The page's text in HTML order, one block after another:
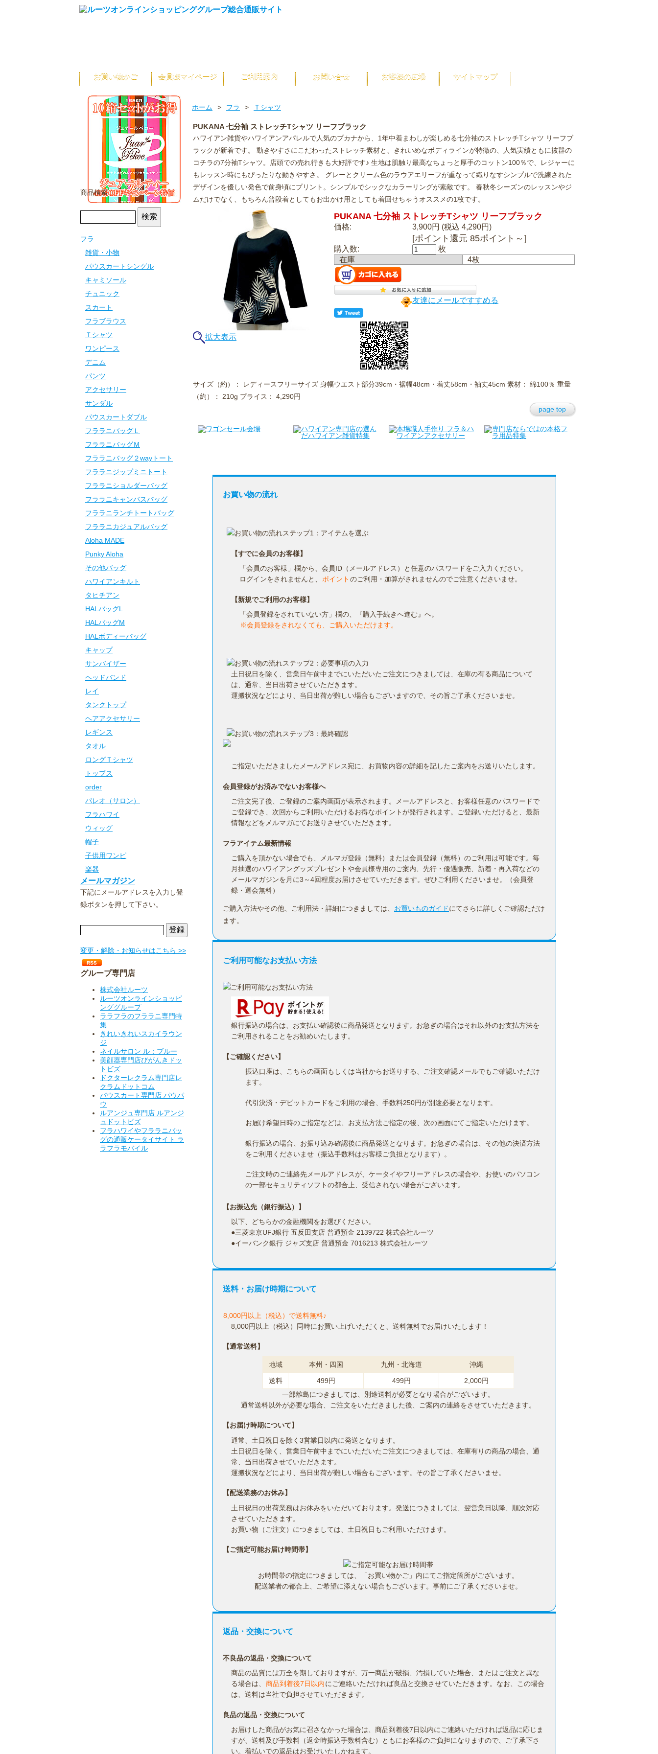
お買い物かご 会員様マイページ ご利用案内 お問い合せ お客様の広場 サイトマップ
商品検索
フラ
雑貨・小物
パウスカートシングル
キャミソール
チュニック
スカート
フラブラウス
Ｔシャツ
ワンピース
デニム
パンツ
アクセサリー
サンダル
パウスカートダブル
フララニバッグＬ
フララニバッグＭ
フララニバッグ２wayトート
フララニジップミニトート
フララニショルダーバッグ
フララニキャンバスバッグ
フララニランチトートバッグ
フララニカジュアルバッグ
Aloha MADE
Punky Aloha
その他バッグ
ハワイアンキルト
タヒチアン
HALバッグL
HALバッグM
HALボディーバッグ
キャップ
サンバイザー
ヘッドバンド
レイ
タンクトップ
ヘアアクセサリー
レギンス
タオル
ロングＴシャツ
トップス
order
パレオ（サロン）
フラハワイ
ウィッグ
帽子
子供用ワンピ
楽器
メールマガジン
下記にメールアドレスを入力し登
録ボタンを押して下さい。
変更・解除・お知らせはこちら >>
グループ専門店
株式会社ルーツ
ルーツオンラインショッピ
ンググループ
ララフラのフララニ専門特
集
きれいきれいスカイラウン
ジ
ネイルサロン ル：ブルー
美顔器専門店びがんきドッ
トビズ
ドクターレクラム専門店レ
クラムドットコム
パウスカート専門店 パウパ
ウ
ルアンジュ専門店 ルアンジ
ュドットビズ
フラハワイやフララニバッ
グの通販ケータイサイト ラ
ラフラモバイル
ホーム > フラ > Ｔシャツ
PUKANA 七分袖 ストレッチTシャツ リーフブラック
ハワイアン雑貨やハワイアンアパレルで人気のプカナから、1年中着まわしが楽しめる七分袖のストレッチTシャツ リーフブ
ラックが新着です。 動きやすさにこだわったストレッチ素材と、きれいめなボディラインが特徴の、人気実績ともに抜群の
コチラの7分袖Tシャツ。店頭での売れ行きも大好評です♪ 生地は肌触り最高なちょっと厚手のコットン100％で、レジャーに
もレッスン時にもぴったりな動きやすさ。 グレーとクリーム色のラウアエリーフが重なって織りなすシンプルで洗練された
デザインを優しい発色で前身頃にプリント。シンプルでシックなカラーリングが素敵です。 春秋冬シーズンのレッスンやジ
ムだけでなく、もちろん普段着としてもお出かけ用としても着回せちゃうオススメの1枚です。
拡大表示
PUKANA 七分袖 ストレッチTシャツ リーフブラック
価格: 3,900円 (税込 4,290円)
[ポイント還元 85ポイント～]
購入数:
枚
在庫
4枚
友達にメールですすめる
サイズ（約）： レディースフリーサイズ 身幅ウエスト部分39cm・裾幅48cm・着丈58cm・袖丈45cm 素材： 綿100％ 重量
（約）： 210g プライス： 4,290円
page top
お買い物の流れ
【すでに会員のお客様】
「会員のお客様」欄から、会員ID（メールアドレス）と任意のパスワードをご入力ください。
ログインをされませんと、 ポイント のご利用・加算がされませんのでご注意くださいませ。
【新規でご利用のお客様】
「会員登録をされていない方」欄の、『購入手続きへ進む』へ。
※会員登録をされなくても、ご購入いただけます。
土日祝日を除く、営業日午前中までにいただいたご注文につきましては、在庫の有る商品について
は、通常、当日出荷させていただきます。
運搬状況などにより、当日出荷が難しい場合もございますので、その旨ご了承くださいませ。
ご指定いただきましたメールアドレス宛に、お買物内容の詳細を記したご案内をお送りいたします。
会員登録がお済みでないお客様へ
ご注文完了後、ご登録のご案内画面が表示されます。メールアドレスと、お客様任意のパスワードで
ご登録でき、次回からご利用いただけるお得なポイントが発行されます。ご登録いただけると、最新
情報などをメルマガにてお送りさせていただきます。
フラアイテム最新情報
ご購入を頂かない場合でも、メルマガ登録（無料）または会員登録（無料）のご利用は可能です。毎
月抽選のハワイアングッズプレゼントや会員様専用のご案内、先行・優遇販売、新着・再入荷などの
メールマガジンを月に3～4回程度お届けさせていただきます。ぜひご利用くださいませ。（会員登
録・退会無料）
ご購入方法やその他、ご利用法・詳細につきましては、 お買いものガイドにてさらに詳しくご確認ただけ
ます。
ご利用可能なお支払い方法
銀行振込の場合は、お支払い確認後に商品発送となります。お急ぎの場合はそれ以外のお支払方法を
ご利用されることをお勧めいたします。
【ご確認ください】
振込口座は、こちらの画面もしくは当社からお送りする、ご注文確認メールでもご確認いただけ
ます。
代引決済・デビットカードをご利用の場合、手数料250円が別途必要となります。
お届け希望日時のご指定などは、お支払方法ご指定の後、次の画面にてご指定いただけます。
銀行振込の場合、お振り込み確認後に商品発送となります。お急ぎの場合は、その他の決済方法
をご利用くださいませ（振込手数料はお客様ご負担となります）。
ご注文時のご連絡先メールアドレスが、ケータイやフリーアドレスの場合や、お使いのパソコン
の一部セキュリティソフトの都合上、受信されない場合がございます。
【お振込先（銀行振込）】
以下、どちらかの金融機関をお選びください。
●三菱東京UFJ銀行 五反田支店 普通預金 2139722 株式会社ルーツ
●イーバンク銀行 ジャズ支店 普通預金 7016213 株式会社ルーツ
送料・お届け時期について
8,000円以上（税込）で送料無料♪
8,000円以上（税込）同時にお買い上げいただくと、送料無料でお届けいたします！
【通常送料】
地域 本州・四国 九州・北海道 沖縄
送料 499円 499円
2,000円
一部離島につきましては、別途送料が必要となり場合がございます。
通常送料以外が必要な場合、ご注文をいただきました後、ご案内の連絡をさせていただきます。
【お届け時期について】
通常、土日祝日を除く3営業日以内に発送となります。
土日祝日を除く、営業日午前中までにいただいたご注文につきましては、在庫有りの商品の場合、通
常、当日出荷させていただきます。
運搬状況などにより、当日出荷が難しい場合もございます。その旨ご了承くださいませ。
【配送業務のお休み】
土日祝日の出荷業務はお休みをいただいております。発送につきましては、翌営業日以降、順次対応
させていただきます。
お買い物（ご注文）につきましては、土日祝日もご利用いただけます。
【ご指定可能お届け時間帯】
お時間帯の指定につきましては、「お買い物かご」内にてご指定箇所がございます。
配送業者の都合上、ご希望に添えない場合もございます。事前にご了承くださいませ。
返品・交換について
不良品の返品・交換について
商品の品質には万全を期しておりますが、万一商品が破損、汚損していた場合、またはご注文と異な
る場合は、 商品到着後7日以内にご連絡いただければ良品と交換させていただきます。なお、この場合
は、送料は当社で負担させていただきます。
良品の返品・交換について
お届けした商品がお気に召さなかった場合は、商品到着後7日以内にご連絡いただければ返品に応じま
すが、送料及び手数料（返金時振込手数料含む）ともにお客様のご負担になりますので、ご了承下さ
い。着払いでの返品はお受けいたしかねます。